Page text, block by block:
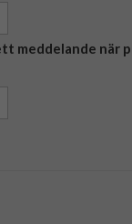
meddelande när